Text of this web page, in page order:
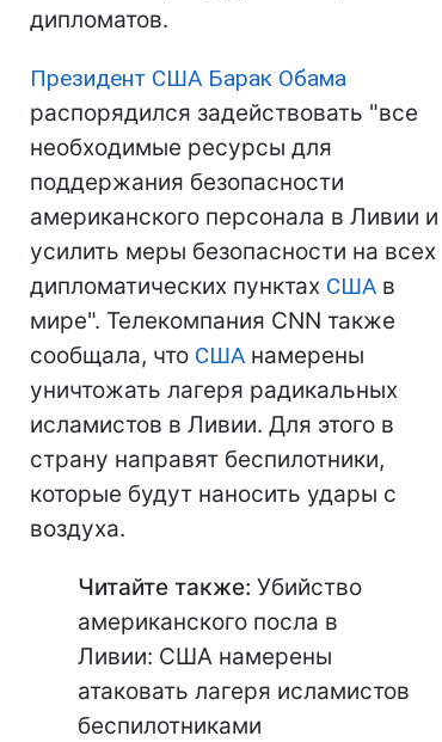
дипломатов.
Президент США Барак Обама
распорядился задействовать "все
необходимые ресурсы для
поддержания безопасности
американского персонала в Ливии и
усилить меры безопасности на всех
дипломатических пунктах США в
мире". Телекомпания CNN также
сообщала, что США намерены
уничтожать лагеря радикальных
исламистов в Ливии. Для этого в
страну направят беспилотники,
которые будут наносить удары с
воздуха.
Читайте также: Убийство
американского посла в
Ливии: США намерены
атаковать лагеря исламистов
беспилотниками